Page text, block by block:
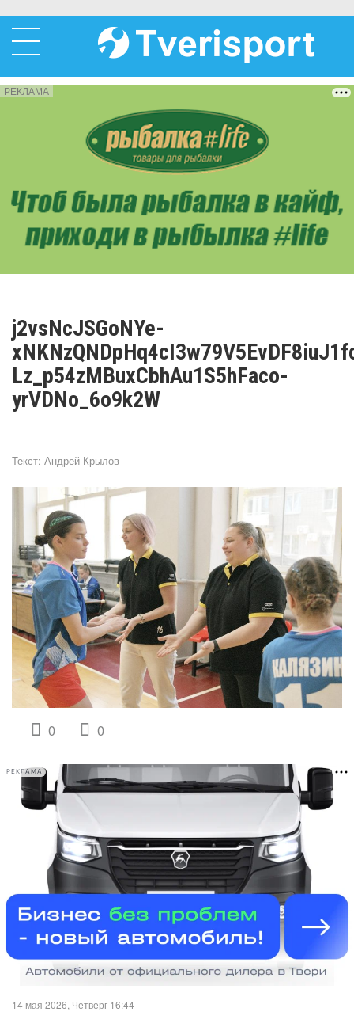
РЕКЛАМА
j2vsNcJSGoNYe-
Lz_p54zMBuxCbhAu1S5hFaco-
yrVDNo_6o9k2W
Текст: Андрей Крылов
0 0
РЕКЛАМА
14 мая 2026, Четверг 16:44